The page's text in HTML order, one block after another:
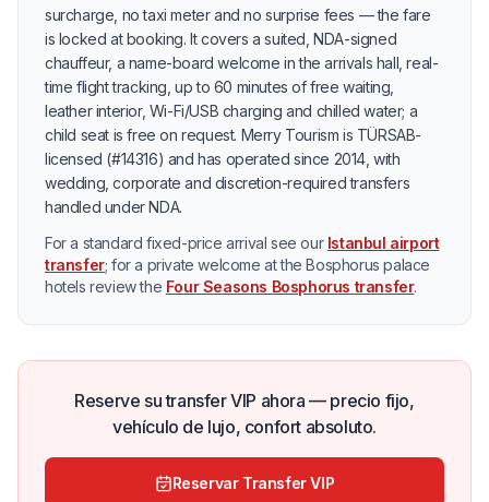
surcharge, no taxi meter and no surprise fees — the fare
is locked at booking. It covers a suited, NDA-signed
chauffeur, a name-board welcome in the arrivals hall, real-
time flight tracking, up to 60 minutes of free waiting,
leather interior, Wi-Fi/USB charging and chilled water; a
child seat is free on request. Merry Tourism is TÜRSAB-
licensed (#14316) and has operated since 2014, with
wedding, corporate and discretion-required transfers
handled under NDA.
For a standard fixed-price arrival see our Istanbul airport
transfer; for a private welcome at the Bosphorus palace
hotels review the Four Seasons Bosphorus transfer.
Reserve su transfer VIP ahora — precio fijo,
vehículo de lujo, confort absoluto.
Reservar Transfer VIP